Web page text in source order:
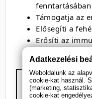
fenntartásában
Támogatja az
Elősegíti a
Erősíti az
Fermentált
Natur Tanya
Adatkezelési
Weboldalunk az
cookie-kat használ.
(marketing,
cookie-kat